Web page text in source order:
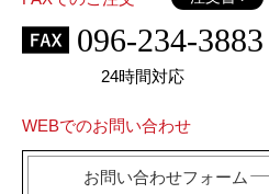
096-234-3883
24時間対応
WEBでのお問い合わせ
お問い合わせフォーム